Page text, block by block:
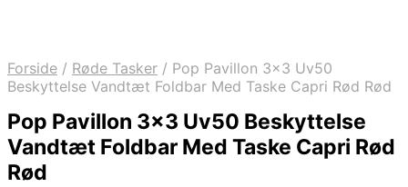
Forside / Røde Tasker / Pop Pavillon 3×3 Uv50
Beskyttelse Vandtæt Foldbar Med Taske Capri Rød Rød
Pop Pavillon 3×3 Uv50 Beskyttelse
Vandtæt Foldbar Med Taske Capri Rød
Rød